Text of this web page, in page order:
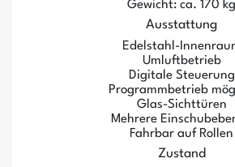
Gewicht: ca. 170 kg
Ausstattung
Edelstahl-
Umluftbetrieb
Digitale Steuerung
Programmbetrieb
Glas-Sichttüren
Mehrere
Fahrbar auf Rollen
Zustand